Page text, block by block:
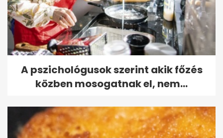
A pszichológusok szerint akik főzés
közben mosogatnak el, nem...